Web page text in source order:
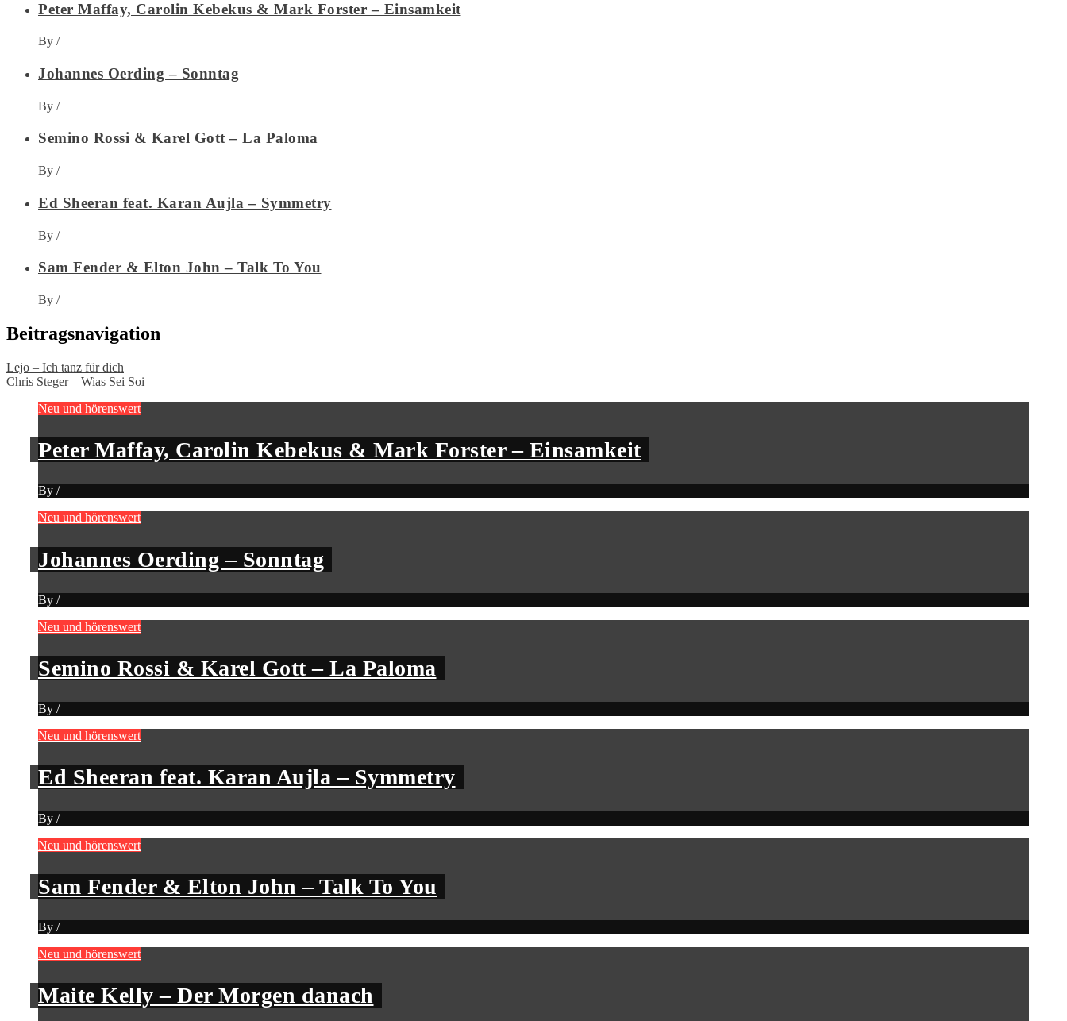
Peter Maffay, Carolin Kebekus & Mark Forster – Einsamkeit
By /
Johannes Oerding – Sonntag
By /
Semino Rossi & Karel Gott – La Paloma
By /
Ed Sheeran feat. Karan Aujla – Symmetry
By /
Sam Fender & Elton John – Talk To You
By /
Beitragsnavigation
Lejo – Ich tanz für dich
Chris Steger – Wias Sei Soi
Neu und hörenswert
Peter Maffay, Carolin Kebekus & Mark Forster – Einsamkeit
By /
Neu und hörenswert
Johannes Oerding – Sonntag
By /
Neu und hörenswert
Semino Rossi & Karel Gott – La Paloma
By /
Neu und hörenswert
Ed Sheeran feat. Karan Aujla – Symmetry
By /
Neu und hörenswert
Sam Fender & Elton John – Talk To You
By /
Neu und hörenswert
Maite Kelly – Der Morgen danach